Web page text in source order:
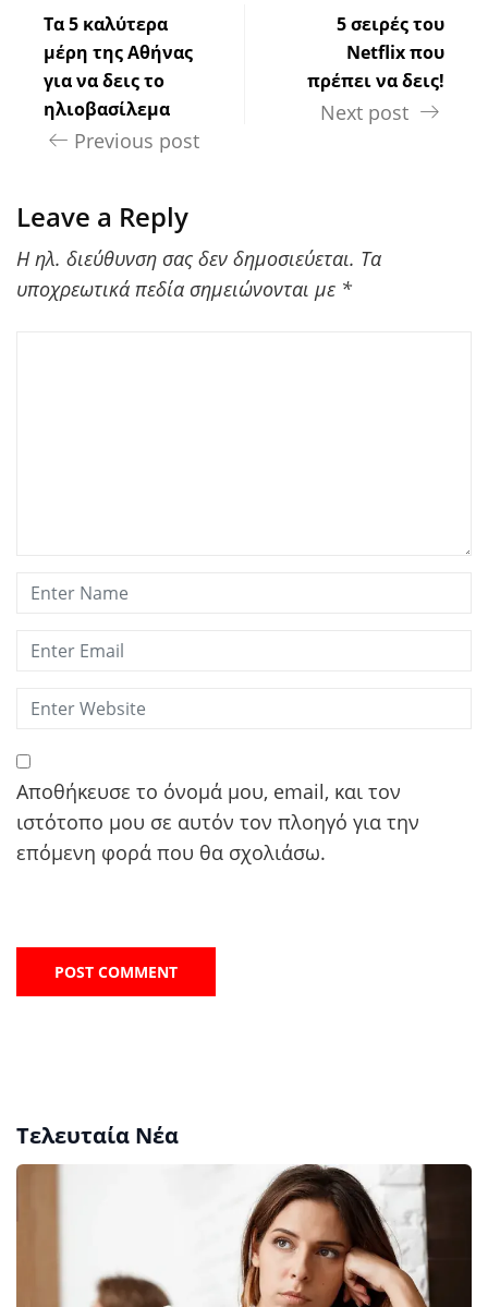
Τα 5 καλύτερα
μέρη της Αθήνας
για να δεις το
ηλιοβασίλεμα
Previous post
5 σειρές του
Netflix που
πρέπει να δεις!
Next post
Leave a Reply
Η ηλ. διεύθυνση σας δεν δημοσιεύεται. Τα
υποχρεωτικά πεδία σημειώνονται με *
Αποθήκευσε το όνομά μου, email, και τον
ιστότοπο μου σε αυτόν τον πλοηγό για την
επόμενη φορά που θα σχολιάσω.
Τελευταία Νέα